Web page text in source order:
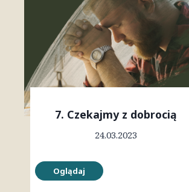
7. Czekajmy z dobrocią
24.03.2023
Oglądaj